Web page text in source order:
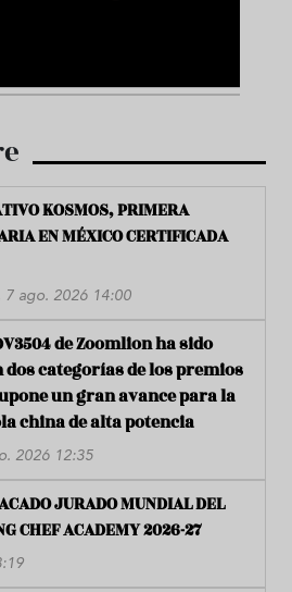
KOSMOS, PRIMERA
EN MÉXICO CERTIFICADA
7 ago. 2026 14:00
de Zoomlion ha sido
categorías de los premios
un gran avance para la
china de alta potencia
2026 12:35
JURADO MUNDIAL DEL
CHEF ACADEMY 2026-27